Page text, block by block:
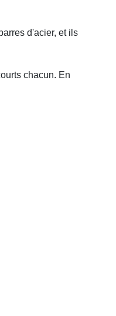
d'acier, et ils
chacun. En